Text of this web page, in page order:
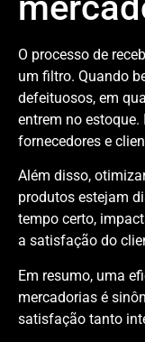
O processo de
um filtro. Quando
defeituosos, em
entrem no
fornecedores e
Além disso,
produtos estejam
tempo certo,
a satisfação do
Em resumo, uma
mercadorias é
satisfação tanto